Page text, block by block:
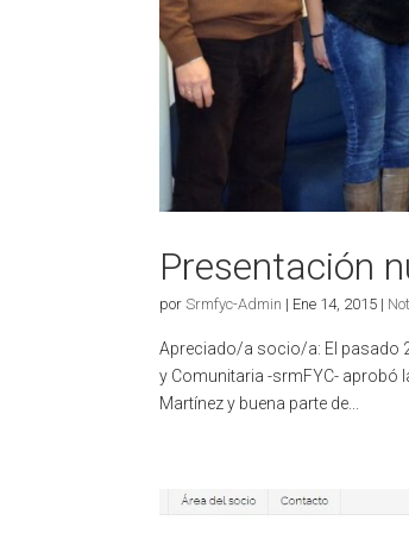
Presentación
porSrmfyc-Admin | Ene 14, 2015 |
Apreciado/a socio/a: El pasado
y Comunitaria -srmFYC- aprobó
Martínez y buena parte de...